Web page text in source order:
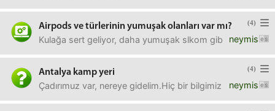
(4)
Airpods ve türlerinin yumuşak olanları var mı?
neymis
Kulağa sert geliyor, daha yumuşak slkom gibi olanları var
(4)
Antalya kamp yeri
neymis
Çadırımuz var, nereye gidelim.Hiç bir bilgimiz yok.